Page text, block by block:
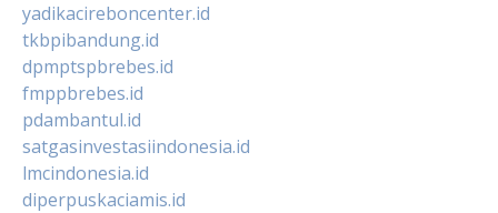
yadikacireboncenter.id
tkbpibandung.id
dpmptspbrebes.id
fmppbrebes.id
pdambantul.id
satgasinvestasiindonesia.id
lmcindonesia.id
diperpuskaciamis.id